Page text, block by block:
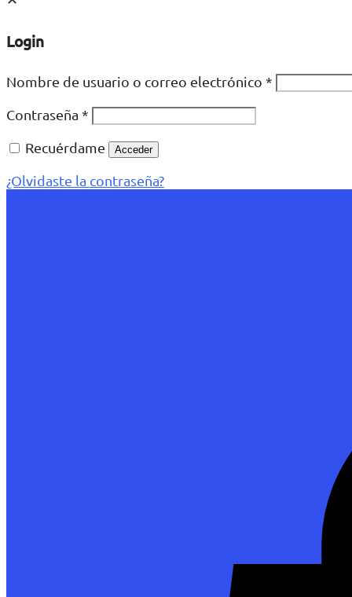
Login
Nombre de usuario o correo electrónico *
Contraseña *
Recuérdame
Acceder
¿Olvidaste la contraseña?